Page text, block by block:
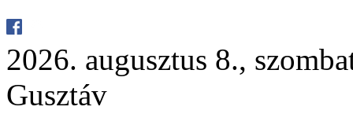
2026. au­gusz­tus 8.,
Gusz­táv